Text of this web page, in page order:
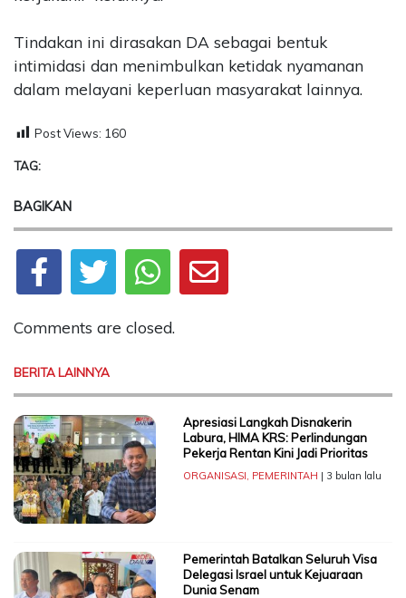
Tindakan ini dirasakan DA sebagai bentuk
intimidasi dan menimbulkan ketidak nyamanan
dalam melayani keperluan masyarakat lainnya.
Post Views: 160
TAG:
BAGIKAN
Comments are closed.
BERITA LAINNYA
Apresiasi Langkah Disnakerin
Labura, HIMA KRS: Perlindungan
Pekerja Rentan Kini Jadi Prioritas
ORGANISASI, PEMERINTAH | 3 bulan lalu
Pemerintah Batalkan Seluruh Visa
Delegasi Israel untuk Kejuaraan
Dunia Senam